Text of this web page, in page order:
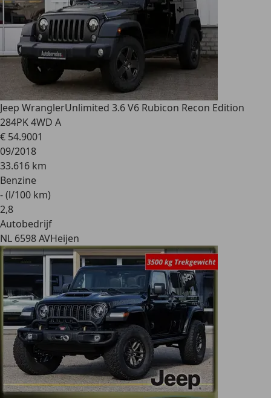
Jeep WranglerUnlimited 3.6 V6 Rubicon Recon Edition
284PK 4WD A
€ 54.9001
09/2018
33.616 km
Benzine
- (l/100 km)
2,8
Autobedrijf
NL 6598 AVHeijen